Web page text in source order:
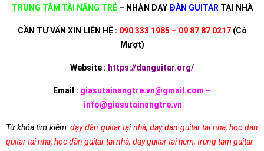
TRUNG TÂM TÀI NĂNG TRẺ – NHẬN DẠY ĐÀN GUITAR TẠI NHÀ
CẦN TƯ VẤN XIN LIÊN HỆ : 090 333 1985 – 09 87 87 0217 (Cô
Mượt)
Website : https://danguitar.org/
Email : giasutainangtre.vn@gmail.com –
info@giasutainangtre.vn
Từ khóa tìm kiếm:dạy đàn guitar tại nhà,day dan guitar tai nha,hoc dan
guitar tai nha, học đàn guitar tại nhà, day guitar tai hcm, trung tam guitar